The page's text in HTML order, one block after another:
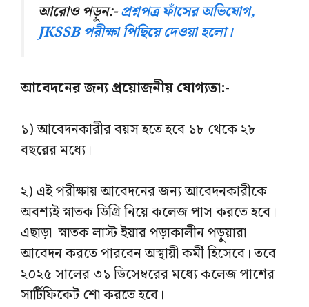
আরোও পড়ুন:-প্রশ্নপত্র ফাঁসের অভিযোগ,
JKSSB পরীক্ষা পিছিয়ে দেওয়া হলো।
আবেদনের জন্য প্রয়োজনীয় যোগ্যতা:-
১) আবেদনকারীর বয়স হতে হবে ১৮ থেকে ২৮
বছরের মধ্যে।
২) এই পরীক্ষায় আবেদনের জন্য আবেদনকারীকে
অবশ্যই স্নাতক ডিগ্রি নিয়ে কলেজ পাস করতে হবে।
এছাড়া স্নাতক লাস্ট ইয়ার পড়াকালীন পড়ুয়ারা
আবেদন করতে পারবেন অস্থায়ী কর্মী হিসেবে। তবে
২০২৫ সালের ৩১ ডিসেম্বরের মধ্যে কলেজ পাশের
সার্টিফিকেট শো করতে হবে।